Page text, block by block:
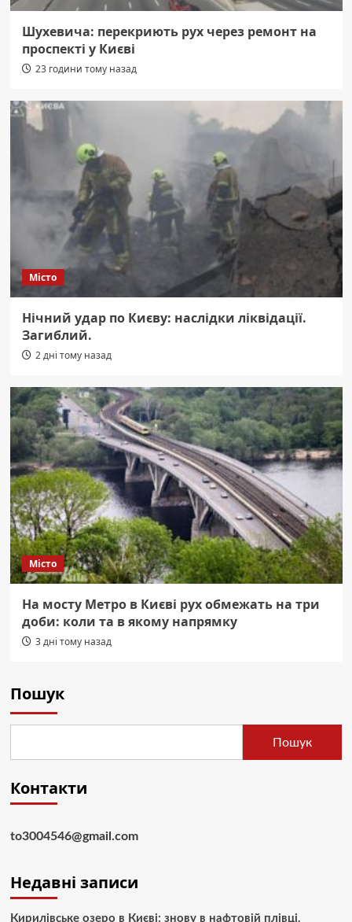
Шухевича: перекриють рух через ремонт на
проспекті у Києві
23 години тому назад
Місто
Нічний удар по Києву: наслідки ліквідації.
Загиблий.
2 дні тому назад
Місто
На мосту Метро в Києві рух обмежать на три
доби: коли та в якому напрямку
3 дні тому назад
Пошук
Пошук
Контакти
to3004546@gmail.com
Недавні записи
Кирилівське озеро в Києві: знову в нафтовій плівці.